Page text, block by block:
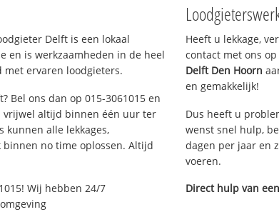
Delft is een lokaal
en is werkzaamheden in de heel
ervaren loodgieters.
Bel ons dan op 015-3061015 en
vrijwel altijd binnen één uur ter
kunnen alle lekkages,
binnen no time oplossen. Altijd
Wij hebben 24/7
Heeft u lekkage,
contact met ons
Delft Den Hoorn
en gemakkelijk!
Dus heeft u
wenst snel hulp,
dagen per jaar en
voeren.
Direct hulp van